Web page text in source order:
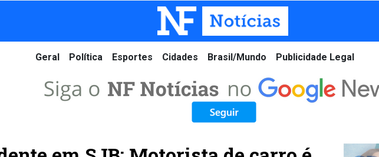
Geral Política Esportes Cidades Brasil/Mundo Publicidade Legal